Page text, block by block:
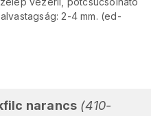
2-4 mm. (ed-
narancs (410-